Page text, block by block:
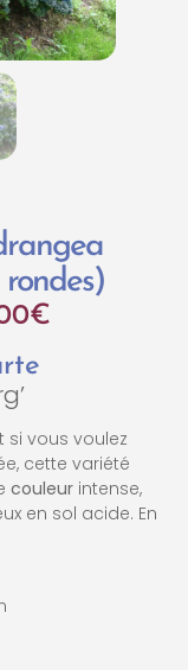
€
si vous voulez
cette variété
couleur intense,
en sol acide. En